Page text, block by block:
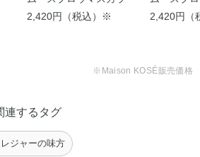
で
…
2,420円（税込）※
2,420円（
※Maison KOSÉ販売価格
連するタグ
ジャーの味方